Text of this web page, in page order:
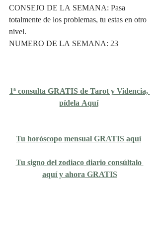
CONSEJO DE LA SEMANA: Pasa
totalmente de los problemas, tu estas en otro
nivel.
NUMERO DE LA SEMANA: 23
1ª consulta GRATIS de Tarot y Videncia,
pídela Aquí
Tu horóscopo mensual GRATIS aquí
Tu signo del zodiaco diario consúltalo
aquí y ahora GRATIS